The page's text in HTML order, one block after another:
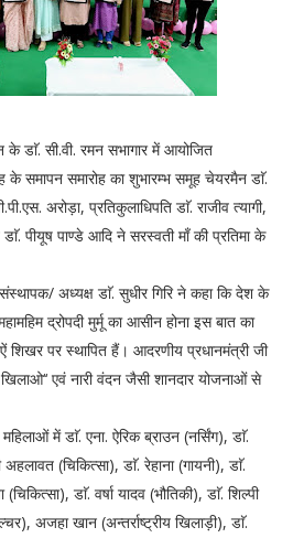
के डाॅ. सी.वी. रमन सभागार में आयोजित
के समापन समारोह का शुभारम्भ समूह चेयरमैन डाॅ.
अरोड़ा, प्रतिकुलाधिपति डाॅ. राजीव त्यागी,
पीयूष पाण्डे आदि ने सरस्वती माँ की प्रतिमा के
अध्यक्ष डाॅ. सुधीर गिरि ने कहा कि देश के
द्रोपदी मुर्मू का आसीन होना इस बात का
शिखर पर स्थापित हैं। आदरणीय प्रधानमंत्री जी
एवं नारी वंदन जैसी शानदार योजनाओं से
महिलाओं में डाॅ. एना. ऐरिक ब्राउन (नर्सिंग), डाॅ.
अहलावत (चिकित्सा), डाॅ. रेहाना (गायनी), डाॅ.
(चिकित्सा), डाॅ. वर्षा यादव (भौतिकी), डाॅ. शिल्पी
अजहा खान (अन्तर्राष्ट्रीय खिलाड़ी), डाॅ.